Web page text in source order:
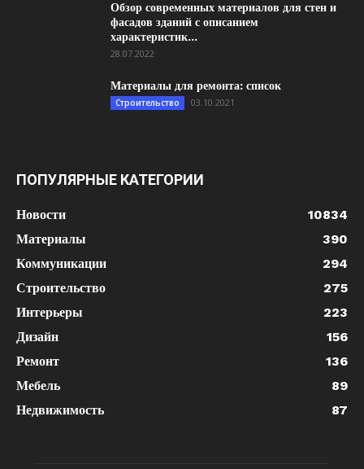
Обзор современных материалов для стен и
фасадов зданий с описанием
характеристик...
28.07.2022
Материалы для ремонта: список
Строительство 03.10.2021
ПОПУЛЯРНЫЕ КАТЕГОРИИ
Новости
10834
Материалы
390
Коммуникации
294
Строительство
275
Интерьеры
223
Дизайн
156
Ремонт
136
Мебель
89
Недвижимость
87